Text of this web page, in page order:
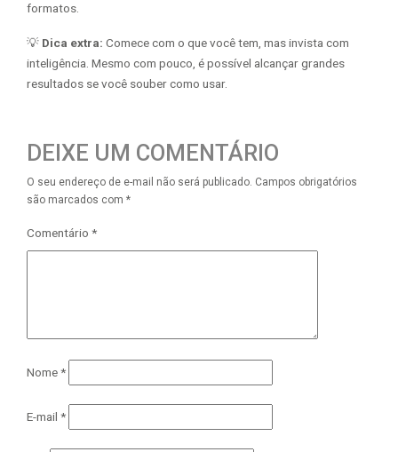
formatos.
💡 Dica extra: Comece com o que você tem, mas invista com
inteligência. Mesmo com pouco, é possível alcançar grandes
resultados se você souber como usar.
DEIXE UM COMENTÁRIO
O seu endereço de e-mail não será publicado. Campos obrigatórios
são marcados com *
Comentário *
Nome*
E-mail *